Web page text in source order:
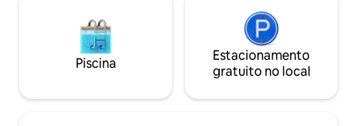
Piscina
Estacionamento
gratuito no local